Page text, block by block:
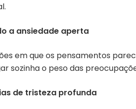
a ansiedade aperta
em que os pensamentos
sozinha o peso das
de tristeza profunda